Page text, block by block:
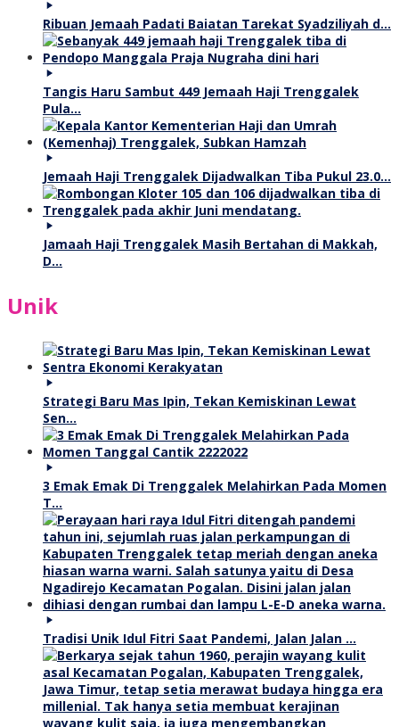
Ribuan Jemaah Padati Baiatan Tarekat Syadziliyah d…
Tangis Haru Sambut 449 Jemaah Haji Trenggalek
Pula…
Jemaah Haji Trenggalek Dijadwalkan Tiba Pukul 23.0…
Jamaah Haji Trenggalek Masih Bertahan di Makkah,
D…
Unik
Strategi Baru Mas Ipin, Tekan Kemiskinan Lewat
Sen…
3 Emak Emak Di Trenggalek Melahirkan Pada Momen
T…
Tradisi Unik Idul Fitri Saat Pandemi, Jalan Jalan …